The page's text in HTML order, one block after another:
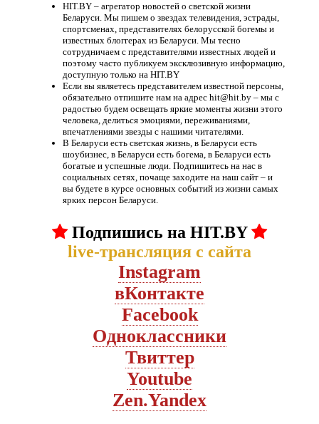
HIT.BY – агрегатор новостей о светской жизни
Беларуси. Мы пишем о звездах телевидения, эстрады,
спортсменах, представителях белорусской богемы и
известных блоггерах из Беларуси. Мы тесно
сотрудничаем с представителями известных людей и
поэтому часто публикуем эксклюзивную информацию,
доступную только на HIT.BY
Если вы являетесь представителем известной персоны,
обязательно отпишите нам на адрес hit@hit.by – мы с
радостью будем освещать яркие моменты жизни этого
человека, делиться эмоциями, переживаниями,
впечатлениями звезды с нашими читателями.
В Беларуси есть светская жизнь, в Беларуси есть
шоубизнес, в Беларуси есть богема, в Беларуси есть
богатые и успешные люди. Подпишитесь на нас в
социальных сетях, почаще заходите на наш сайт – и
вы будете в курсе основных событий из жизни самых
ярких персон Беларуси.
Подпишись на HIT.BY
live-трансляция с сайта
Instagram
вКонтакте
Facebook
Oдноклассники
Твиттер
Youtube
Zen.Yandex